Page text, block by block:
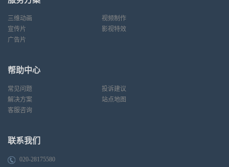
三维动画
宣传片
广告片
视频制作
影视特效
帮助中心
常见问题
解决方案
客服咨询
投诉建议
站点地图
联系我们
020-28175580